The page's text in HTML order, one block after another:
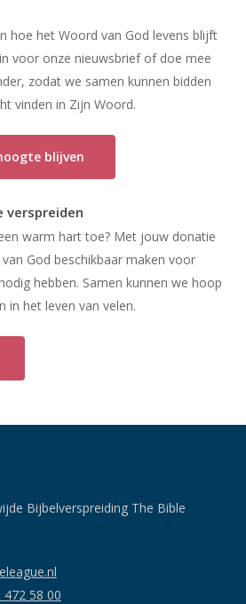
hoe het Woord van God levens blijft
voor onze nieuwsbrief of doe mee
zodat we samen kunnen bidden
vinden in Zijn Woord.
blijven
verspreiden
warm hart toe? Met jouw donatie
God beschikbaar maken voor
hebben. Samen kunnen we hoop
in het leven van velen.
Bijbelverspreiding The Bible
472 58 00